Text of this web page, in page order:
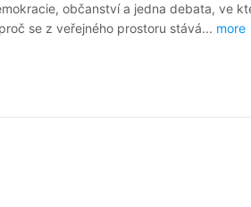
občanství a jedna debata, ve
se z veřejného prostoru stává... more